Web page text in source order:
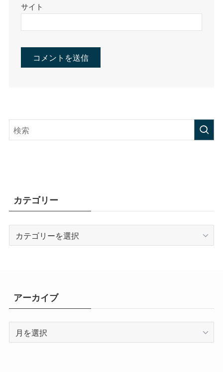
サイト
カテゴリー
テ
アーカイブ
ー